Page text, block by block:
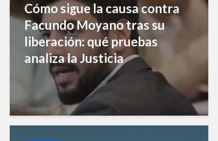
Cómo sigue la causa contra
Facundo Moyano tras su
liberación: qué pruebas
analiza la Justicia